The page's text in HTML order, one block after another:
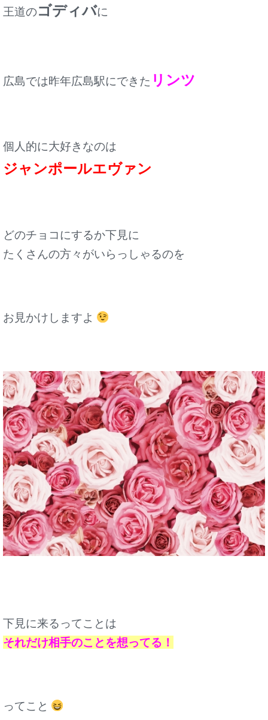
王道のゴディバに
広島では昨年広島駅にできた リンツ
個人的に大好きなのは
ジャンポールエヴァン
どのチョコにするか下見に
たくさんの方々がいらっしゃるのを
お見かけしますよ
下見に来るってことは
それだけ相手のことを想ってる！
ってこと